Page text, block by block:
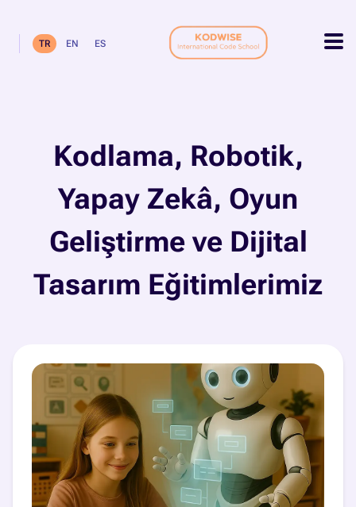
TR EN ES
Kodlama, Robotik,
Yapay Zekâ, Oyun
Geliştirme ve Dijital
Tasarım Eğitimlerimiz